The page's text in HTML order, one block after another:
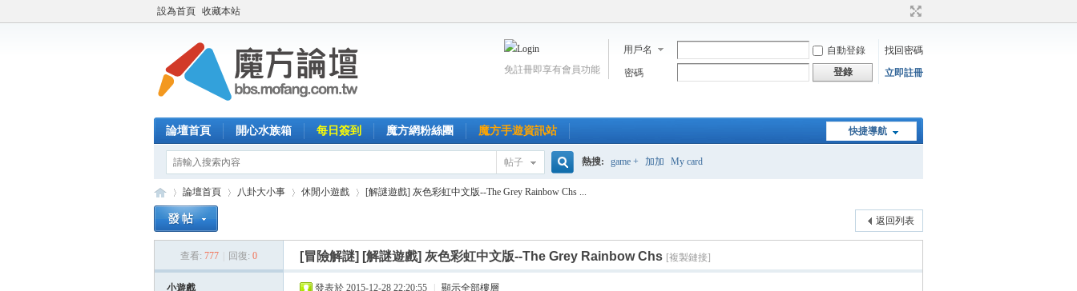
設為首頁 收藏本站
用戶名 自動登錄
找回密碼
密碼
登錄 立即註冊
免註冊即享有會員功能
快捷導航
論壇首頁 開心水族箱 每日簽到 魔方網粉絲團 魔方手遊資訊站
帖子
搜
索
熱搜: game + 加加 My card
論壇首頁 八卦大小事 休閒小遊戲
›
[解謎遊戲] 灰色彩虹中文版--The Grey Rainbow Chs ...
返回列表
查看: 777 回復: 0 [冒險解謎] [解謎遊戲] 灰色彩虹中文版--The Grey Rainbow Chs [複製鏈接]
小遊戲 發表於 2015-12-28 22:20:55 顯示全部樓層